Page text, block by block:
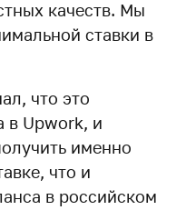
качеств. Мы
ставки в
что это
в Upwork, и
именно
что и
в российском